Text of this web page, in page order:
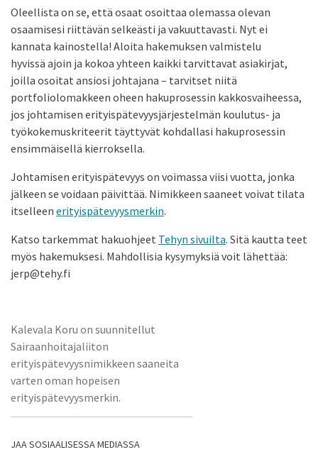
Oleellista on se, että osaat osoittaa olemassa olevan
osaamisesi riittävän selkeästi ja vakuuttavasti. Nyt ei
kannata kainostella! Aloita hakemuksen valmistelu
hyvissä ajoin ja kokoa yhteen kaikki tarvittavat asiakirjat,
joilla osoitat ansiosi johtajana – tarvitset niitä
portfoliolomakkeen oheen hakuprosessin kakkosvaiheessa,
jos johtamisen erityispätevyysjärjestelmän koulutus- ja
työkokemuskriteerit täyttyvät kohdallasi hakuprosessin
ensimmäisellä kierroksella.
Johtamisen erityispätevyys on voimassa viisi vuotta, jonka
jälkeen se voidaan päivittää. Nimikkeen saaneet voivat tilata
itselleen erityispätevyysmerkin.
Katso tarkemmat hakuohjeet Tehyn sivuilta. Sitä kautta teet
myös hakemuksesi. Mahdollisia kysymyksiä voit lähettää:
jerp@tehy.fi
Kalevala Koru on suunnitellut
Sairaanhoitajaliiton
erityispätevyysnimikkeen saaneita
varten oman hopeisen
erityispätevyysmerkin.
JAA SOSIAALISESSA MEDIASSA